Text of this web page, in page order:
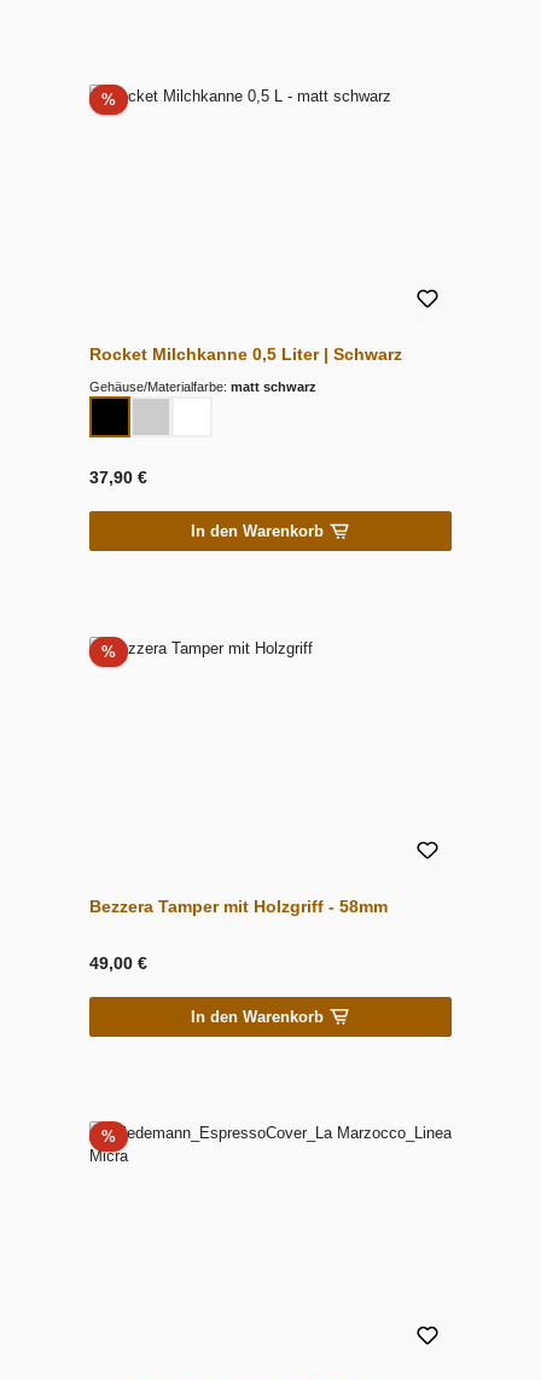
%Rabatt
Rocket Milchkanne 0,5 Liter | Schwarz
Gehäuse/Materialfarbe: matt schwarz
37,90 €
In den Warenkorb
%Rabatt
Bezzera Tamper mit Holzgriff - 58mm
49,00 €
In den Warenkorb
%Rabatt